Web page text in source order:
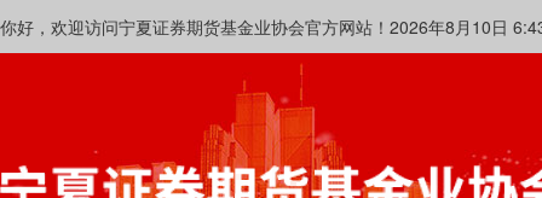
你好，欢迎访问宁夏证券期货基金业协会官方网站！2026年8月10日